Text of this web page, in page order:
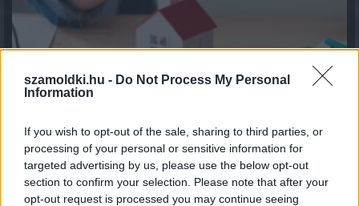
szamoldki.hu - Do Not Process My Personal
Information
If you wish to opt-out of the sale, sharing to third parties, or
processing of your personal or sensitive information for
targeted advertising by us, please use the below opt-out
section to confirm your selection. Please note that after your
opt-out request is processed you may continue seeing
Több mint négyszeresére nőtt a magyar háztartások
közvetlen részvényvagyona hat év alatt
2026.08.05. 09:52